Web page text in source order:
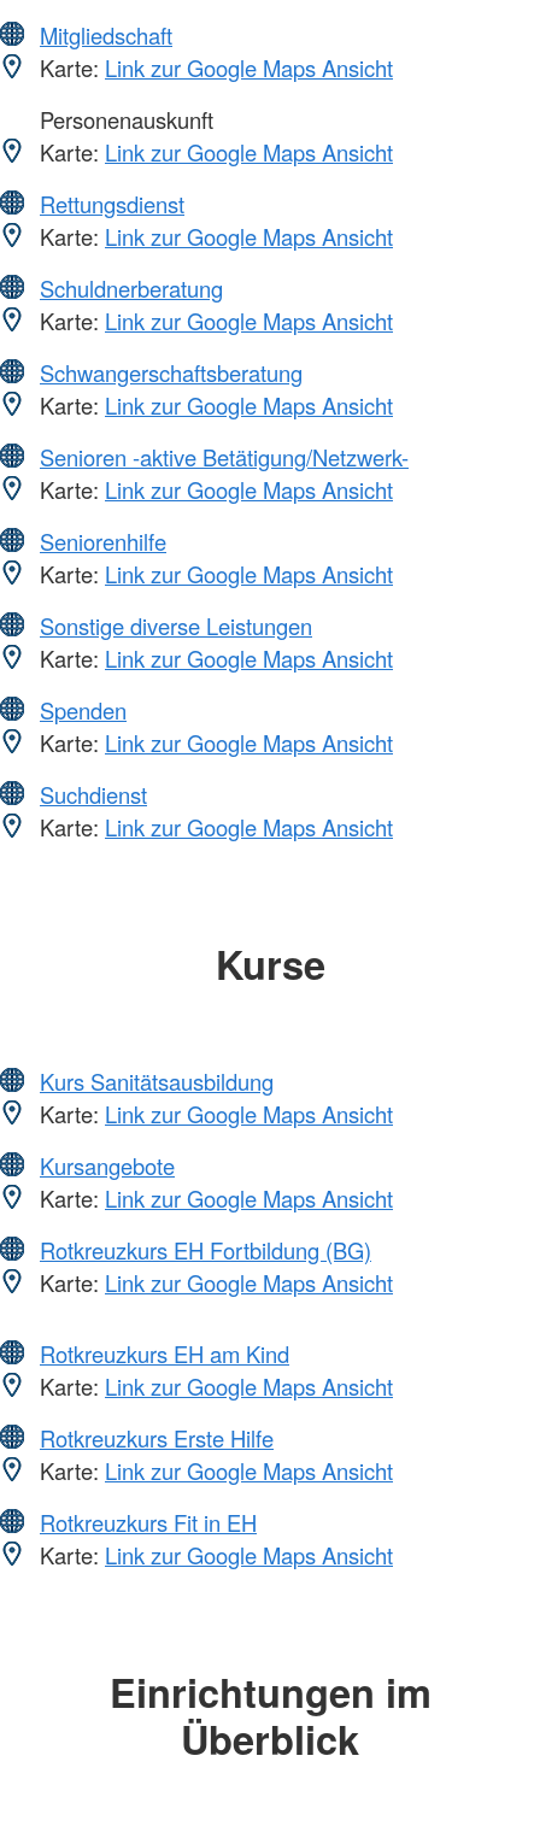
Mitgliedschaft
Karte: Link zur Google Maps Ansicht
Personenauskunft
Karte: Link zur Google Maps Ansicht
Rettungsdienst
Karte: Link zur Google Maps Ansicht
Schuldnerberatung
Karte: Link zur Google Maps Ansicht
Schwangerschaftsberatung
Karte: Link zur Google Maps Ansicht
Senioren -aktive Betätigung/Netzwerk-
Karte: Link zur Google Maps Ansicht
Seniorenhilfe
Karte: Link zur Google Maps Ansicht
Sonstige diverse Leistungen
Karte: Link zur Google Maps Ansicht
Spenden
Karte: Link zur Google Maps Ansicht
Suchdienst
Karte: Link zur Google Maps Ansicht
Kurse
Kurs Sanitätsausbildung
Karte: Link zur Google Maps Ansicht
Kursangebote
Karte: Link zur Google Maps Ansicht
Rotkreuzkurs EH Fortbildung (BG)
Karte: Link zur Google Maps Ansicht
Rotkreuzkurs EH am Kind
Karte: Link zur Google Maps Ansicht
Rotkreuzkurs Erste Hilfe
Karte: Link zur Google Maps Ansicht
Rotkreuzkurs Fit in EH
Karte: Link zur Google Maps Ansicht
Einrichtungen im
Überblick